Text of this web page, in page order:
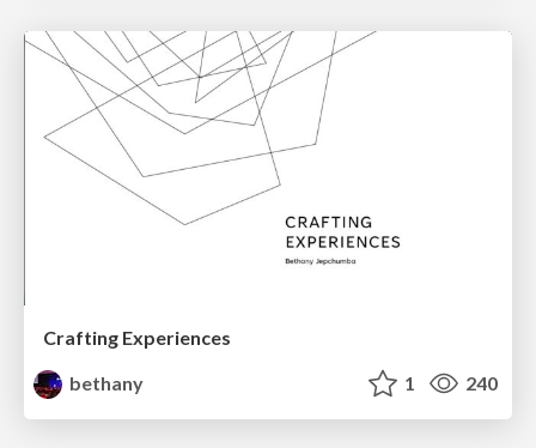
Crafting Experiences
bethany
1 240